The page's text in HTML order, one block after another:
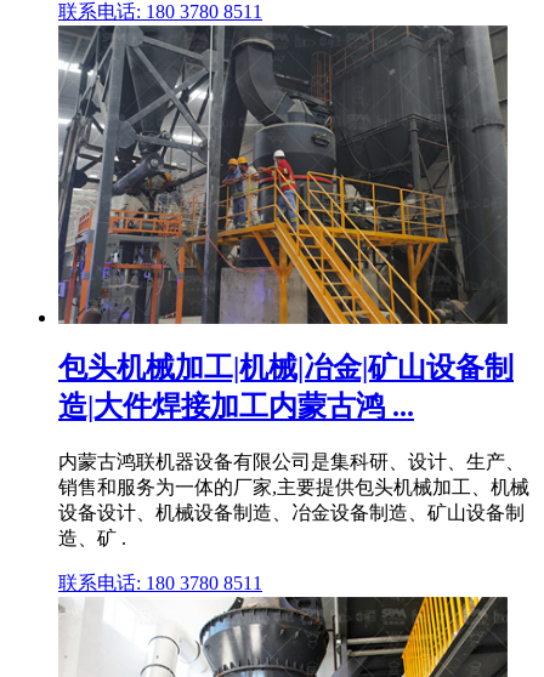
联系电话: 180 3780 8511
包头机械加工|机械|冶金|矿山设备制
造|大件焊接加工内蒙古鸿 ...
内蒙古鸿联机器设备有限公司是集科研、设计、生产、
销售和服务为一体的厂家,主要提供包头机械加工、机械
设备设计、机械设备制造、冶金设备制造、矿山设备制
造、矿 .
联系电话: 180 3780 8511